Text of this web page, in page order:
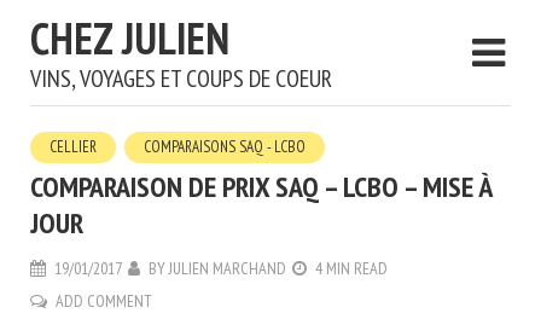
CHEZ JULIEN
VINS, VOYAGES ET COUPS DE COEUR
CELLIER COMPARAISONS SAQ - LCBO
COMPARAISON DE PRIX SAQ – LCBO – MISE À
JOUR
19/01/2017 BYJULIEN MARCHAND
4 MIN READ
ADD COMMENT